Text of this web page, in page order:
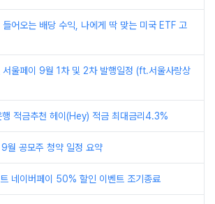
들어오는 배당 수익, 나에게 딱 맞는 미국 ETF 고
서울페이 9월 1차 및 2차 발행일정 (ft.서울사랑상
적금추천 헤이(Hey) 적금 최대금리4.3%
월 공모주 청약 일정 요약
네이버페이 50% 할인 이벤트 조기종료